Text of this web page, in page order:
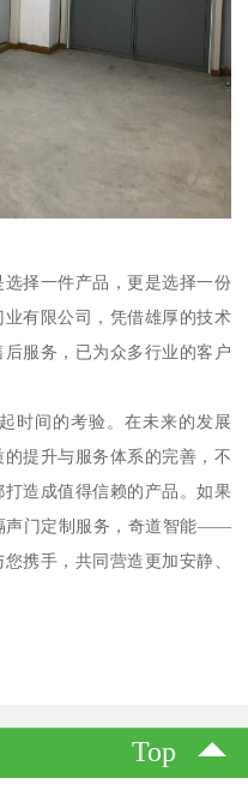
择一件产品，更是选择一份
有限公司，凭借雄厚的技术
服务，已为众多行业的客户
时间的考验。在未来的发展
提升与服务体系的完善，不
造成值得信赖的产品。如果
声门定制服务，奇道智能——
携手，共同营造更加安静、
Top